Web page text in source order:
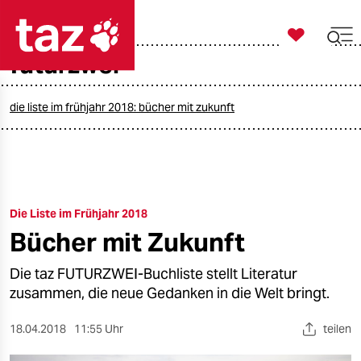
taz zahl ich
öko
gesellschaft
kultur
sport

taz zahl ich
futurzwei
die liste im frühjahr 2018: bücher mit zukunft
Die Liste im Frühjahr 2018
Bücher mit Zukunft
Die taz FUTURZWEI-Buchliste stellt Literatur
zusammen, die neue Gedanken in die Welt bringt.
18.04.2018 11:55 Uhr teilen